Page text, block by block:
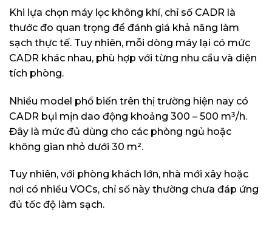
Khi lựa chọn máy lọc không khí, chỉ số CADR là
thước đo quan trọng để đánh giá khả năng làm
sạch thực tế. Tuy nhiên, mỗi dòng máy lại có mức
CADR khác nhau, phù hợp với từng nhu cầu và diện
tích phòng.
Nhiều model phổ biến trên thị trường hiện nay có
CADR bụi mịn dao động khoảng 300 – 500 m³/h.
Đây là mức đủ dùng cho các phòng ngủ hoặc
không gian nhỏ dưới 30 m².
Tuy nhiên, với phòng khách lớn, nhà mới xây hoặc
nơi có nhiều VOCs, chỉ số này thường chưa đáp ứng
đủ tốc độ làm sạch.